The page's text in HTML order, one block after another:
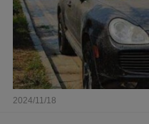
2024/11/18